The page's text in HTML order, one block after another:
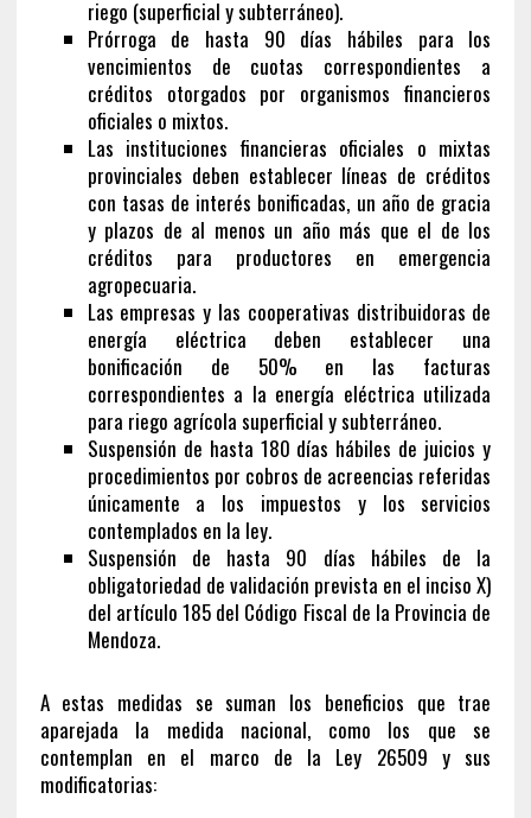
riego (superficial y subterráneo).
Prórroga de hasta 90 días hábiles para los
vencimientos de cuotas correspondientes a
créditos otorgados por organismos financieros
oficiales o mixtos.
Las instituciones financieras oficiales o mixtas
provinciales deben establecer líneas de créditos
con tasas de interés bonificadas, un año de gracia
y plazos de al menos un año más que el de los
créditos para productores en emergencia
agropecuaria.
Las empresas y las cooperativas distribuidoras de
energía eléctrica deben establecer una
bonificación de 50% en las facturas
correspondientes a la energía eléctrica utilizada
para riego agrícola superficial y subterráneo.
Suspensión de hasta 180 días hábiles de juicios y
procedimientos por cobros de acreencias referidas
únicamente a los impuestos y los servicios
contemplados en la ley.
Suspensión de hasta 90 días hábiles de la
obligatoriedad de validación prevista en el inciso X)
del artículo 185 del Código Fiscal de la Provincia de
Mendoza.
A estas medidas se suman los beneficios que trae
aparejada la medida nacional, como los que se
contemplan en el marco de la Ley 26509 y sus
modificatorias: